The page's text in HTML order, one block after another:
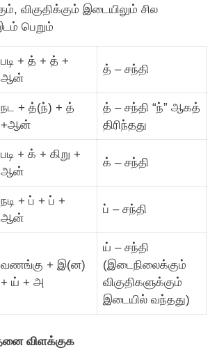
விகுதிக்கும் இடையிலும் சில
பெறும்
படி + த் + த் +
ஆன்
த் – சந்தி
நட + த்(ந்) + த்
+ஆன்
த் – சந்தி “ந்” ஆகத்
திரிந்தது
படி + க் + கிறு +
ஆன்
க் – சந்தி
நடி + ப் + ப் +
ஆன்
ப் – சந்தி
வணங்கு + இ(ன)
+ ய் + அ
ய் – சந்தி
(இடைநிலைக்கும்
விகுதிகளுக்கும்
இடையில் வந்தது)
விளக்குக